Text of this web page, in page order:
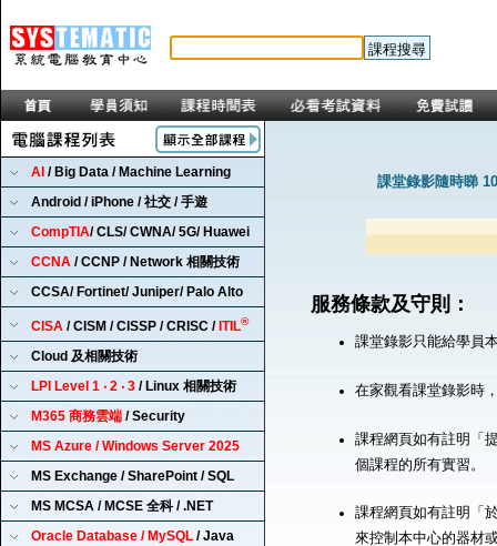
AI / Big Data / Machine Learning
Android / iPhone / 社交 / 手遊
CompTIA/ CLS/ CWNA/ 5G/ Huawei
CCNA / CCNP / Network 相關技術
CCSA/ Fortinet/ Juniper/ Palo Alto
CISA / CISM / CISSP / CRISC / ITIL®
Cloud 及相關技術
LPI Level 1 ‧ 2 ‧ 3 / Linux 相關技術
M365 商務雲端 / Security
MS Azure / Windows Server 2025
MS Exchange / SharePoint / SQL
MS MCSA / MCSE 全科 / .NET
Oracle Database / MySQL / Java
課堂錄影隨時睇
服務條款及守則：
課堂錄影只能給學員
在家觀看課堂錄影時
課程網頁如有註明「
個課程的所有實習。
課程網頁如有註明「
來控制本中心的器材